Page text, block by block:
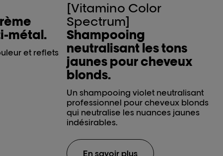
métal.
et reflets
[Vitamino Color
Spectrum]
Shampooing
neutralisant les tons
jaunes pour cheveux
blonds.
Un shampooing violet neutralisant
professionnel pour cheveux blonds
qui neutralise les nuances jaunes
indésirables.
En savoir plus